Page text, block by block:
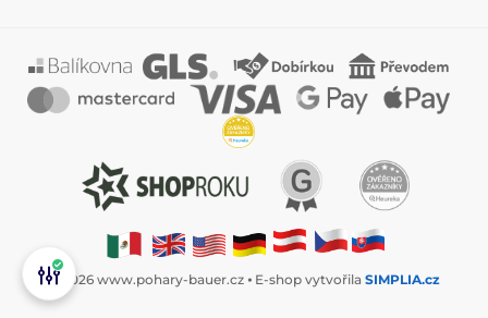
© 2026 www.pohary-bauer.cz ⦁ E-shop vytvořila SIMPLIA.cz